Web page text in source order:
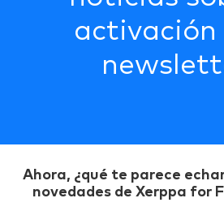
activación
Ahora, ¿qué te parece
novedades de Xerppa for